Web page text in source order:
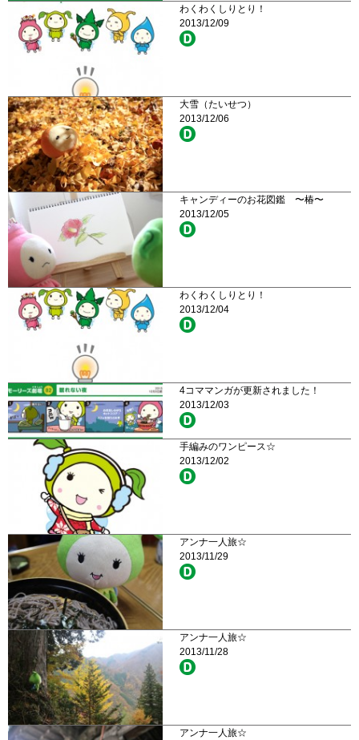
わくわくしりとり！
2013/12/09
大雪（たいせつ）
2013/12/06
キャンディーのお花図鑑 〜椿〜
2013/12/05
わくわくしりとり！
2013/12/04
4コママンガが更新されました！
2013/12/03
手編みのワンピース☆
2013/12/02
アンナ一人旅☆
2013/11/29
アンナ一人旅☆
2013/11/28
アンナ一人旅☆